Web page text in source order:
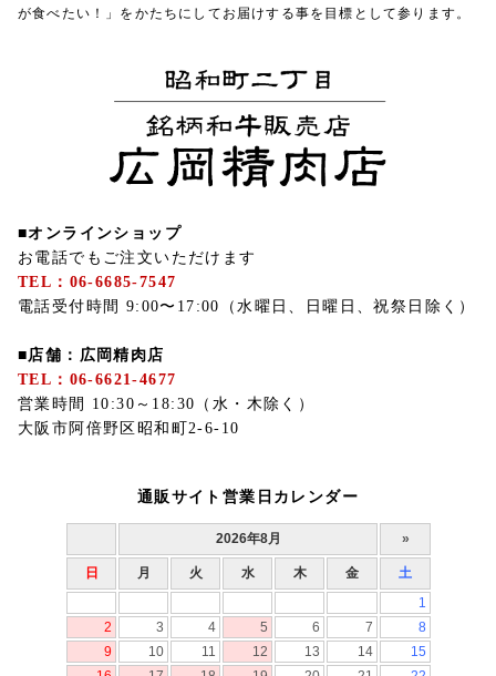
が食べたい！」をかたちにしてお届けする事を目標として参ります。
■オンラインショップ
お電話でもご注文いただけます
TEL：06-6685-7547
電話受付時間 9:00〜17:00（水曜日、日曜日、祝祭日除く）
■店舗：広岡精肉店
TEL：06-6621-4677
営業時間 10:30～18:30（水・木除く）
大阪市阿倍野区昭和町2-6-10
通販サイト営業日カレンダー